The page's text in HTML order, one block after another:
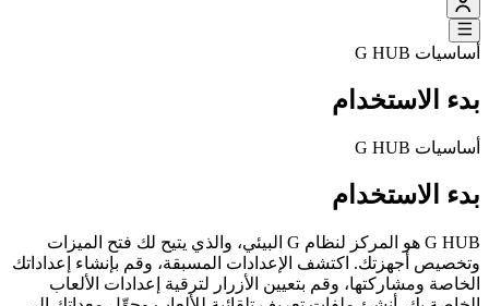
أساسيات G HUB
بدء الاستخدام
أساسيات G HUB
بدء الاستخدام
G HUB هو المركز لنظام G البيئي، والذي يتيح لك فتح الميزات
وتخصيص أجهزتك. اكتشف الإعدادات المسبقة، وقم بإنشاء إعداداتك
الخاصة ومشاركتها، وقم بتعيين الأزرار لترقية إعدادات الألعاب